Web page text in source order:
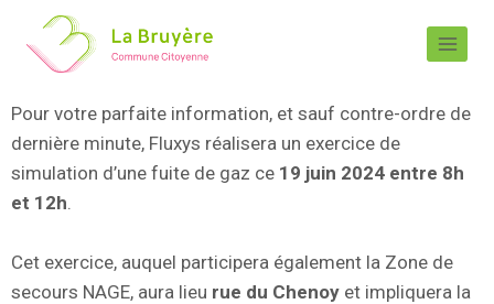
Pour votre parfaite information, et sauf contre-ordre de
dernière minute, Fluxys réalisera un exercice de
simulation d’une fuite de gaz ce 19 juin 2024 entre 8h
et 12h.
Cet exercice, auquel participera également la Zone de
secours NAGE, aura lieu rue du Chenoy et impliquera la